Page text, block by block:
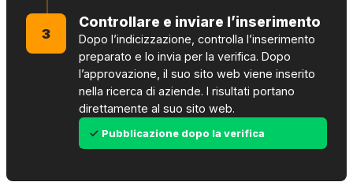
3
Controllare e inviare l’inserimento
Dopo l’indicizzazione, controlla l’inserimento
preparato e lo invia per la verifica. Dopo
l’approvazione, il suo sito web viene inserito
nella ricerca di aziende. I risultati portano
direttamente al suo sito web.
Pubblicazione dopo la verifica